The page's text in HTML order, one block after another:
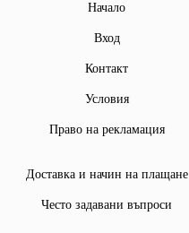
Начало
Вход
Контакт
Условия
Право на рекламация
Доставка и начин на плащане
Често задавани въпроси